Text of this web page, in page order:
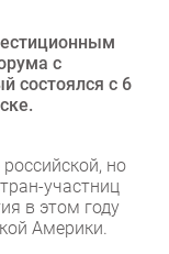
с
состоялся с 6
но
участниц
в этом году
Америки.